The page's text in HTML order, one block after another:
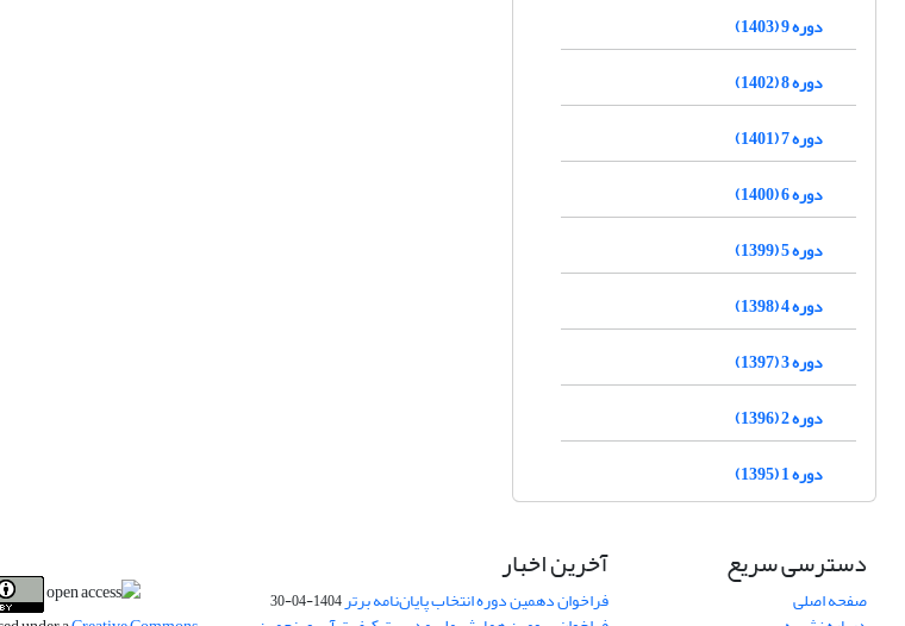
دوره 9 (1403)
دوره 8 (1402)
دوره 7 (1401)
دوره 6 (1400)
دوره 5 (1399)
دوره 4 (1398)
دوره 3 (1397)
دوره 2 (1396)
دوره 1 (1395)
دسترسی سریع
صفحه اصلی
آخرین اخبار
فراخوان دهمین دوره انتخاب پایان‌نامه برتر1404-04-30